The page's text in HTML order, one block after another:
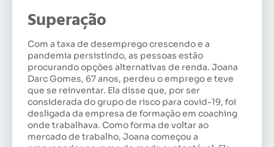
Superação
Com a taxa de desemprego crescendo e a
pandemia persistindo, as pessoas estão
procurando opções alternativas de renda. Joana
Darc Gomes, 67 anos, perdeu o emprego e teve
que se reinventar. Ela disse que, por ser
considerada do grupo de risco para covid-19, foi
desligada da empresa de formação em coaching
onde trabalhava. Como forma de voltar ao
mercado de trabalho, Joana começou a